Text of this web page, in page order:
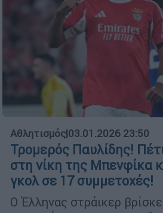
Αθλητισμός|03.01.2026 23:50
Τρομερός Παυλίδης!
στη νίκη της Μπενφίκα
γκολ σε 17 συμμετοχές!
Ο Έλληνας στράικερ